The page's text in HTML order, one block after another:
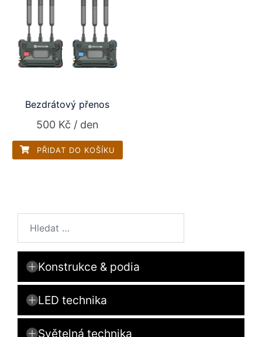
Bezdrátový přenos
500 Kč / den
PŘIDAT DO KOŠÍKU
Konstrukce & podia
Motory
Nábytek
LED technika
LED stěny
Světelná technika